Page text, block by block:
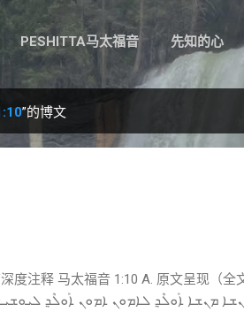
PESHITTA马太福音 先知的心
”的博文
度注释 马太福音 1:10 A. 原文呈现（